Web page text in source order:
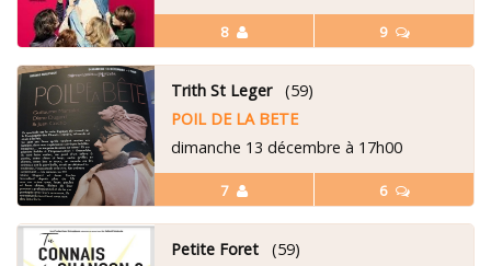
8 9
7 6
Trith St Leger(59)
POIL DE LA BETE
dimanche 13 décembre à 17h00
Petite Foret(59)